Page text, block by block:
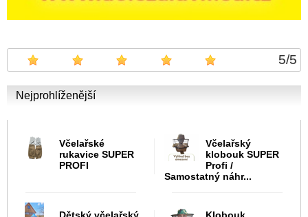
5/5
Nejprohlíženější
Včelařské
rukavice SUPER
PROFI
Včelařský
klobouk SUPER
Profi /
Samostatný náhr...